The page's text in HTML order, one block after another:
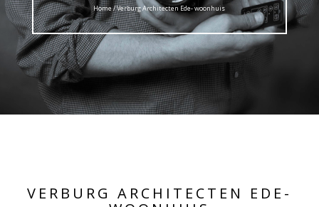
Home / Verburg Architecten Ede- woonhuis
VERBURG ARCHITECTEN EDE-